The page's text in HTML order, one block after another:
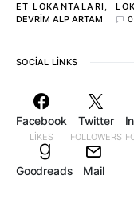
ET LOKANTALARI
DEVRIM ALP ARTAM
0
SOCIAL LINKS
Facebook
LIKES
Twitter
FOLLOWERS
Goodreads Mail